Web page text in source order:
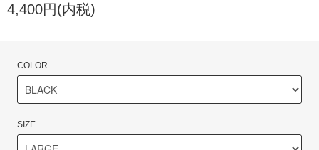
4,400円(内税)
COLOR
SIZE